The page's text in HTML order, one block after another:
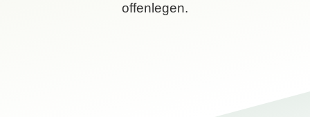
offenlegen.